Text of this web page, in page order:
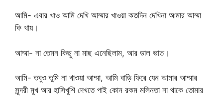
আমি- এবার খাও আমি দেখি আম্মার খাওয়া কতদিন দেখিনা আমার আম্মা
কি খায়।
আম্মা- না তেমন কিছু না মাছ এনেছিলাম, আর ডাল ভাত।
আমি- তবুও তুমি না খাওয়া আম্মা, আমি বাড়ি ফিরে যেন আমার আম্মার
সুন্দরী মুখ আর হাসিখুশি দেখতে পাই কোন রকম মলিনতা না থাকে তোমার